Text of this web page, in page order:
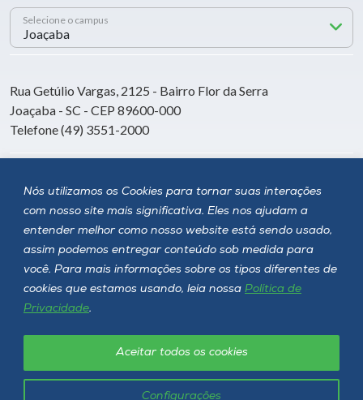
Nós utilizamos os Cookies para tornar suas interações
com nosso site mais significativa. Eles nos ajudam a
entender melhor como nosso website está sendo usado,
assim podemos entregar conteúdo sob medida para
você. Para mais informações sobre os tipos diferentes de
cookies que estamos usando, leia nossa Política de
Privacidade.
Configurações
Aceitar todos os cookies
Selecione o campus
Rua Getúlio Vargas, 2125 - Bairro Flor da Serra
Joaçaba - SC - CEP 89600-000
Telefone (49) 3551-2000
Siga a Unoesc
Unoesc © 2026 - Todos os direitos reservados
Política de privacidade LGPD